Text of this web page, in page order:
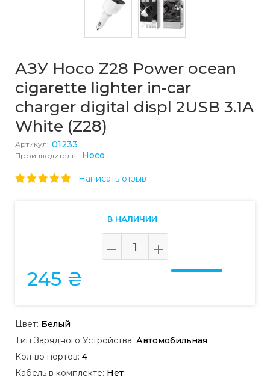
АЗУ Hoco Z28 Power ocean
cigarette lighter in-car
charger digital displ 2USB 3.1A
White (Z28)
Артикул: 01233
Производитель: Hoco
Написать отзыв
В НАЛИЧИИ
245 ₴
Цвет: Белый
Тип Зарядного Устройства: Автомобильная
Кол-во портов: 4
Кабель в комплекте: Нет